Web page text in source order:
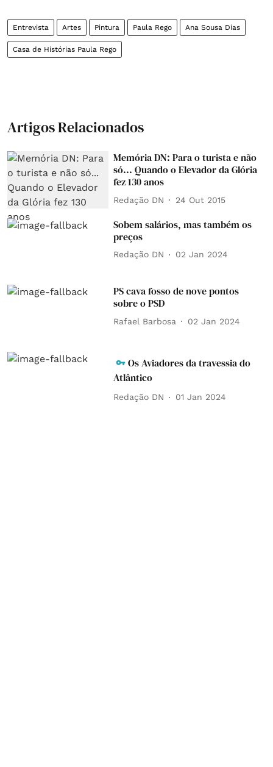
Entrevista Artes Pintura Paula Rego Ana Sousa Dias
Casa de Histórias Paula Rego
Artigos Relacionados
Memória DN: Para o turista e não
só... Quando o Elevador da Glória
fez 130 anos
Redação DN 24 Out 2015
Sobem salários, mas também os
preços
Redação DN 02 Jan 2024
PS cava fosso de nove pontos
sobre o PSD
Rafael Barbosa 02 Jan 2024
Os Aviadores da travessia do
Atlântico
Redação DN 01 Jan 2024